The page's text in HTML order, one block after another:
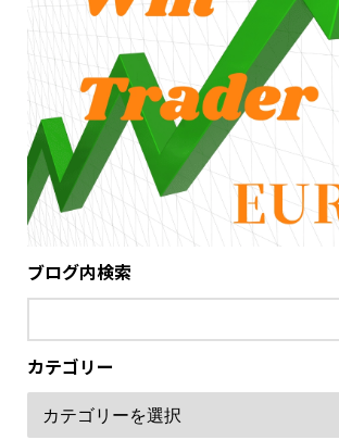
ブログ内検索
カテゴリー